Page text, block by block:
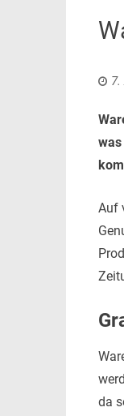
Auf
da